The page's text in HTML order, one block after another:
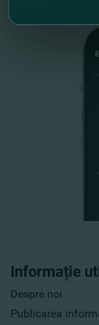
Informație
Despre noi
Publicarea